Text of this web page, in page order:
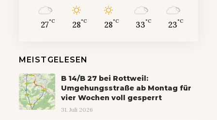
27°C 28°C 28°C 33°C 23°C
MEISTGELESEN
B 14/B 27 bei Rottweil:
Umgehungsstraße ab Montag für
vier Wochen voll gesperrt
31. Juli 2026